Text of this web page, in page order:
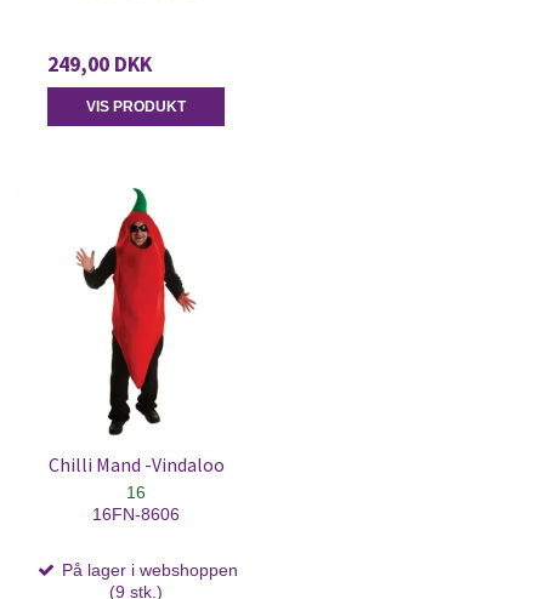
249,00 DKK
VIS PRODUKT
Chilli Mand -Vindaloo
16
16FN-8606
På lager i webshoppen
(9 stk.)